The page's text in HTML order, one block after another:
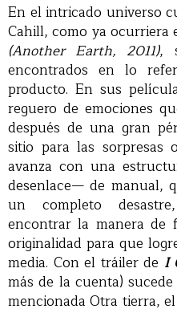
En el intricado universo
Cahill, como ya ocurriera
(Another Earth, 2011),
encontrados en lo
producto. En sus
reguero de emociones
después de una gran
sitio para las sorpresas
avanza con una
desenlace— de manual,
un completo
encontrar la manera de
originalidad para que
media. Con el tráiler de I
más de la cuenta)
mencionada Otra tierra,